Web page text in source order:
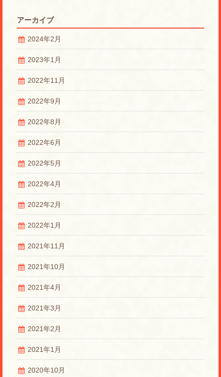
アーカイブ
2024年2月
2023年1月
2022年11月
2022年9月
2022年8月
2022年6月
2022年5月
2022年4月
2022年2月
2022年1月
2021年11月
2021年10月
2021年4月
2021年3月
2021年2月
2021年1月
2020年10月